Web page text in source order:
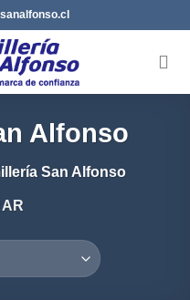
Alfonso
San Alfonso